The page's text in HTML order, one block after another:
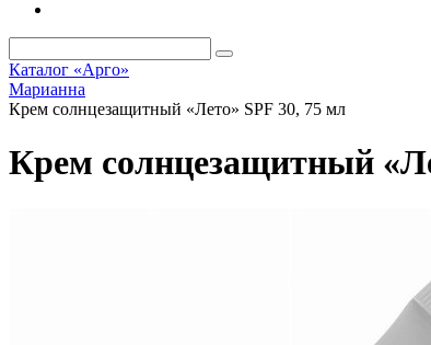
Каталог «Арго»
Марианна
Крем солнцезащитный «Лето» SPF 30, 75 мл
Крем солнцезащитный